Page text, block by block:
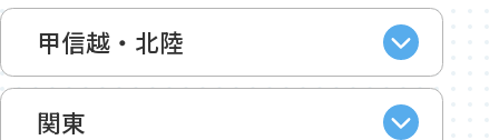
甲信越・北陸
関東